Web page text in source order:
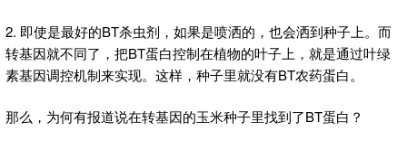
2. 即使是最好的BT杀虫剂，如果是喷洒的，也会洒到种子上。而
转基因就不同了，把BT蛋白控制在植物的叶子上，就是通过叶绿
素基因调控机制来实现。这样，种子里就没有BT农药蛋白。
那么，为何有报道说在转基因的玉米种子里找到了BT蛋白？